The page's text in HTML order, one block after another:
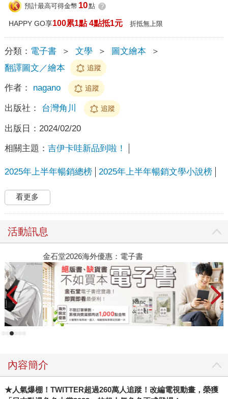
預計最高可得金幣 10點 ?
HAPPY GO享100累1點 4點抵1元 折抵無上限
分類： 電子書 ＞ 文學 ＞ 圖文繪本
＞
翻譯圖文／繪本
追蹤
作者： nagano 追蹤
出版社： 台灣角川 追蹤
出版日： 2024/02/20
相關主題： 吉伊卡哇新品到啦！
2025年上半年暢銷總榜 2025年上半年暢銷文學小說榜
看更多
活動訊息
金石堂2026海外優惠：電子書
內容簡介
★人氣爆棚！TWITTER超過260萬人追蹤！改編電視動畫，榮獲